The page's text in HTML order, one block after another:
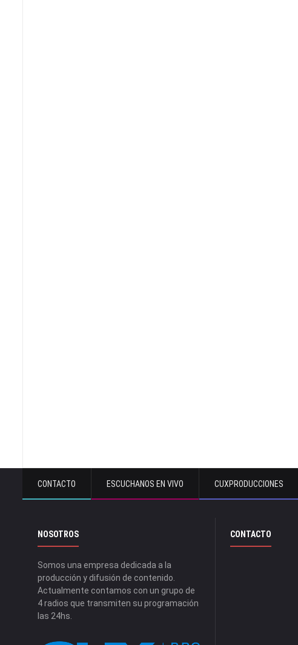
CONTACTO ESCUCHANOS EN VIVO CUXPRODUCCIONES
NOSOTROS
Somos una empresa dedicada a la
producción y difusión de contenido.
Actualmente contamos con un grupo de
4 radios que transmiten su programación
las 24hs.
CONTACTO